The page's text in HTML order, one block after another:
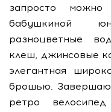
запросто
бабушкиной
разноцветные
клеш, джинсовые
элегантная
брошью.
ретро